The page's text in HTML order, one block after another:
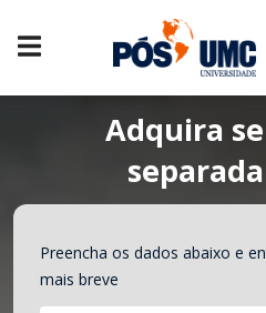
Adquira
Preencha os dados abaixo e
mais breve